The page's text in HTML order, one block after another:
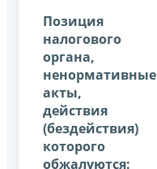
Позиция
налогового
органа,
ненормативные
акты,
действия
(бездействия)
которого
обжалуются: